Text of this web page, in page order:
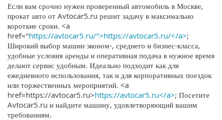
Если вам срочно нужен проверенный автомобиль в Москве,
прокат авто от Avtocar5.ru решит задачу в максимально
короткие сроки. <a
href="https://avtocar5.ru/">https://avtocar5.ru/</a>;
Широкий выбор машин эконом-, среднего и бизнес-класса,
удобные условия аренды и оперативная подача в нужное время
делают сервис удобным. Идеально подходит как для
ежедневного использования, так и для корпоративных поездок
или торжественных мероприятий. <a
href=https://avtocar5.ru>https://avtocar5.ru</a>; Посетите
Avtocar5.ru и найдите машину, удовлетворяющий вашим
требованиям.